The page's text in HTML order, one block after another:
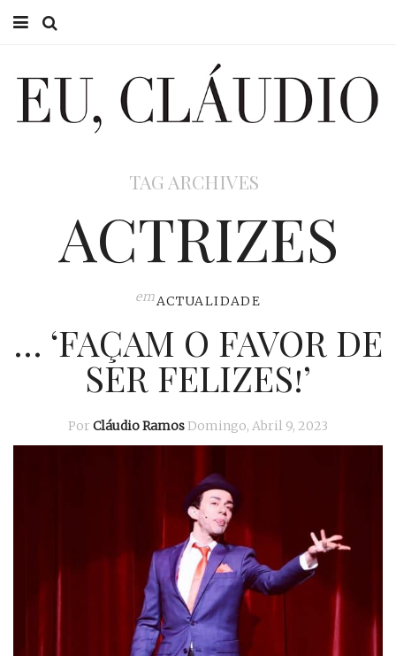
EU CLÁUDIO
EU, PAI
TAG ARCHIVES
ACTRIZES
emACTUALIDADE
… ‘FAÇAM O FAVOR DE
SER FELIZES!’
Por Cláudio RamosDomingo, Abril 9, 2023